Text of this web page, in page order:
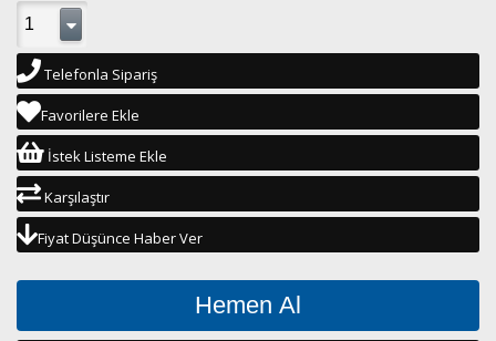
Telefonla Sipariş
Favorilere Ekle
İstek Listeme Ekle
Karşılaştır
Fiyat Düşünce Haber Ver